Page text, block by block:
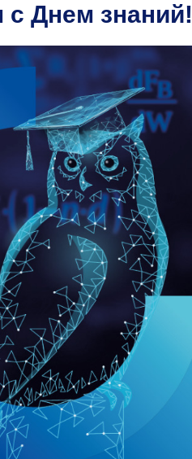
с Днем знаний!